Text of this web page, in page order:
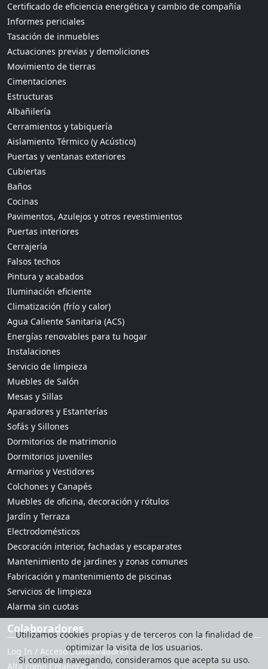
Utilizamos cookies propias y de terceros con la finalidad de
optimizar la visita de los usuarios.
Si continua navegando, consideramos que acepta su uso.
Certificado de eficiencia energética y cambio de compañía
Informes periciales
Tasación de inmuebles
Actuaciones previas y demoliciones
Movimiento de tierras
Cimentaciones
Estructuras
Albañilería
Cerramientos y tabiquería
Aislamiento Térmico (y Acústico)
Puertas y ventanas exteriores
Cubiertas
Baños
Cocinas
Pavimentos, Azulejos y otros revestimientos
Puertas interiores
Cerrajería
Falsos techos
Pintura y acabados
Iluminación eficiente
Climatización (frío y calor)
Agua Caliente Sanitaria (ACS)
Energías renovables para tu hogar
Instalaciones
Servicio de limpieza
Muebles de Salón
Mesas y Sillas
Aparadores y Estanterías
Sofás y Sillones
Dormitorios de matrimonio
Dormitorios juveniles
Armarios y Vestidores
Colchones y Canapés
Muebles de oficina, decoración y rótulos
Jardín y Terraza
Electrodomésticos
Decoración interior, fachadas y escaparates
Mantenimiento de jardines y zonas comunes
Fabricación y mantenimiento de piscinas
Servicios de limpieza
Alarma sin cuotas
Colaboradores
Log In / Acceso Colaboradores
Alta como Colaborador